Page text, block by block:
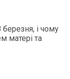
березня, і чому
матері та